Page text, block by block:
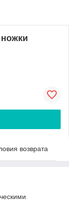
возврата